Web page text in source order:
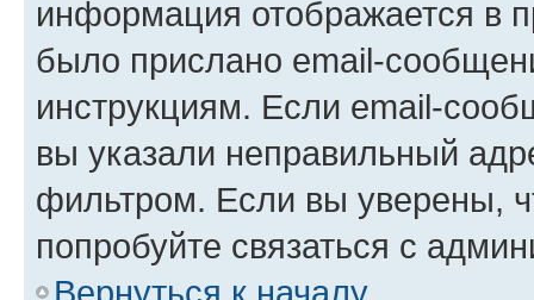
информация отображается в
было прислано email-
инструкциям. Если email-
вы указали неправильный
фильтром. Если вы уверены,
попробуйте связаться с
Вернуться к началу